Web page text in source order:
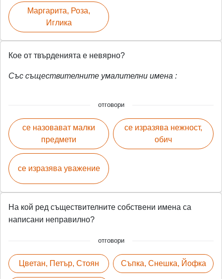
Маргарита, Роза,
Иглика
Кое от твърденията е невярно?
Със съществителните умалителни имена :
отговори
се назовават малки
предмети
се изразява уважение
се изразява нежност,
обич
На кой ред съществителните собствени имена са
написани неправилно?
отговори
Цветан, Петър, Стоян Съпка, Снешка, Йофка